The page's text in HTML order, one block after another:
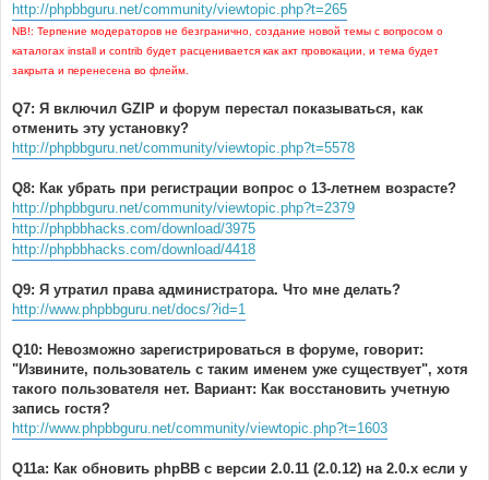
http://phpbbguru.net/community/viewtopic.php?t=265
NB!: Терпение модераторов не безгранично, создание новой темы с вопросом о
каталогах install и contrib будет расценивается как акт провокации, и тема будет
закрыта и перенесена во флейм.
Q7: Я включил GZIP и форум перестал показываться, как
отменить эту установку?
http://phpbbguru.net/community/viewtopic.php?t=5578
Q8: Как убрать при регистрации вопрос о 13-летнем возрасте?
http://phpbbguru.net/community/viewtopic.php?t=2379
http://phpbbhacks.com/download/3975
http://phpbbhacks.com/download/4418
Q9: Я утратил права администратора. Что мне делать?
http://www.phpbbguru.net/docs/?id=1
Q10: Невозможно зарегистрироваться в форуме, говорит:
"Извините, пользователь с таким именем уже существует", хотя
такого пользователя нет. Вариант: Как восстановить учетную
запись гостя?
http://www.phpbbguru.net/community/viewtopic.php?t=1603
Q11a: Как обновить phpBB с версии 2.0.11 (2.0.12) на 2.0.x если у